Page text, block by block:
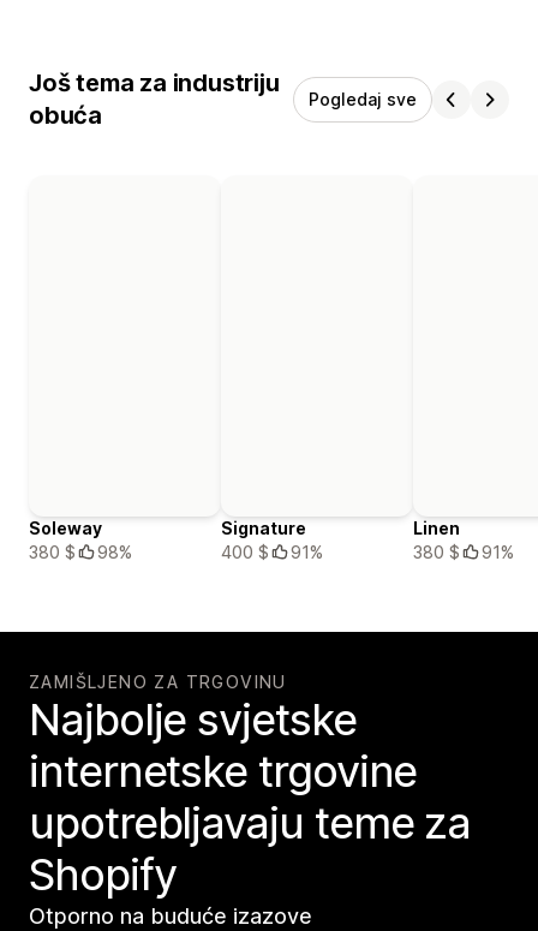
Još tema za industriju
obuća
Pogledaj sve
Soleway
380 $
98%
Signature
400 $
91%
Linen
380 $
91%
ZAMIŠLJENO ZA TRGOVINU
Najbolje svjetske
internetske trgovine
upotrebljavaju teme za
Shopify
Otporno na buduće izazove